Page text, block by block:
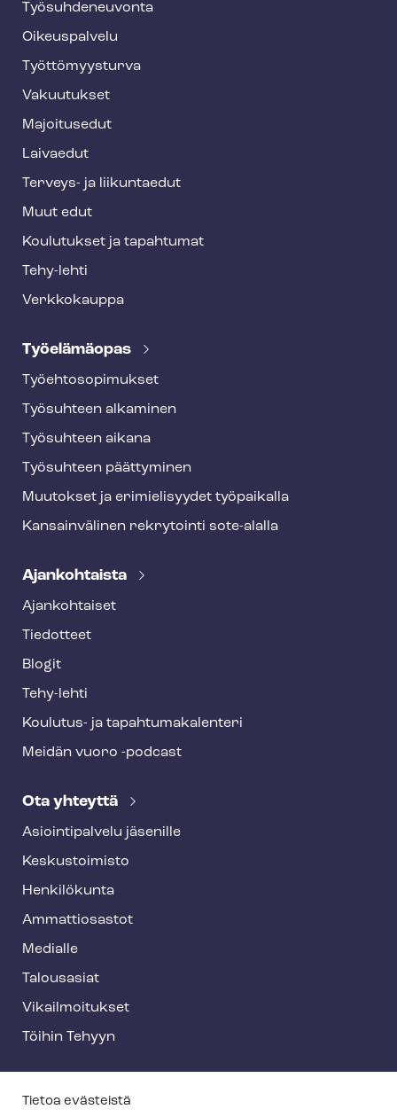
f
o
o
t
e
Työ­suh­de­neu­von­ta
Oikeuspalvelu
Työt­tö­myys­tur­va
Vakuutukset
Majoitusedut
Laivaedut
Terveys- ja liikuntaedut
Muut edut
Koulutukset ja tapahtumat
Tehy-lehti
Verkkokauppa
Työelämäopas
Työ­eh­to­so­pi­muk­set
Työsuhteen alkaminen
Työsuhteen aikana
Työsuhteen päättyminen
Muutokset ja erimielisyydet työpaikalla
Kansainvälinen rekrytointi sote-alalla
Ajankohtaista
Ajankohtaiset
Tiedotteet
Blogit
Tehy-lehti
Koulutus- ja ta­pah­tu­ma­ka­len­te­ri
Meidän vuoro -podcast
Ota yhteyttä
Asioin­ti­pal­ve­lu jäsenille
Keskustoimisto
Henkilökunta
Ammattiosastot
Medialle
Talousasiat
Vi­kail­moi­tuk­set
Töihin Tehyyn
T
Tietoa evästeistä